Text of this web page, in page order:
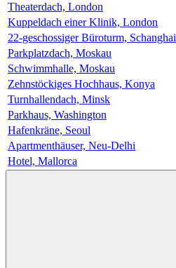
Theaterdach, London
Kuppeldach einer Klinik, London
22-geschossiger Büroturm, Schanghai
Parkplatzdach, Moskau
Schwimmhalle, Moskau
Zehnstöckiges Hochhaus, Konya
Turnhallendach, Minsk
Parkhaus, Washington
Hafenkräne, Seoul
Apartmenthäuser, Neu-Delhi
Hotel, Mallorca